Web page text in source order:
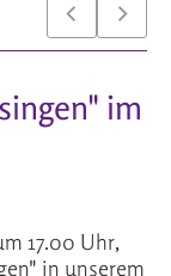
im
17.00 Uhr,
in unserem